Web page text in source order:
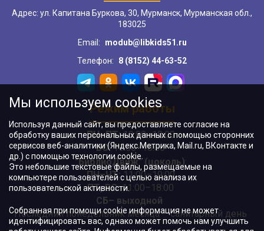
Адрес: ул. Капитана Буркова, 30, Мурманск, Мурманская обл.,
183025
Email:
modub@libkids51.ru
Телефон:
8 (8152) 44-63-52
Режим работы
ПН–ПТ:10:00–18:00
ВС:11:00–18:00
"БиблиоДвиж" (цоколь):
ПН–ЧТ:11:00–19:00
ПТ, ВС:11:00–18:00
СБ– выходной
Последний понедельник месяца – санитарный день
Мы используем cookies
Используя данный сайт, вы предоставляете согласие на
обработку ваших персональных данных с помощью сторонних
сервисов веб-аналитики (Яндекс.Метрика, Mail.ru, ВКонтакте и
др.) с помощью технологии cookie.
Это небольшие текстовые файлы, размещаемые на
компьютере пользователей с целью анализа их
пользовательской активности.
Собранная при помощи cookie информация не может
идентифицировать вас, однако может помочь нам улучшить